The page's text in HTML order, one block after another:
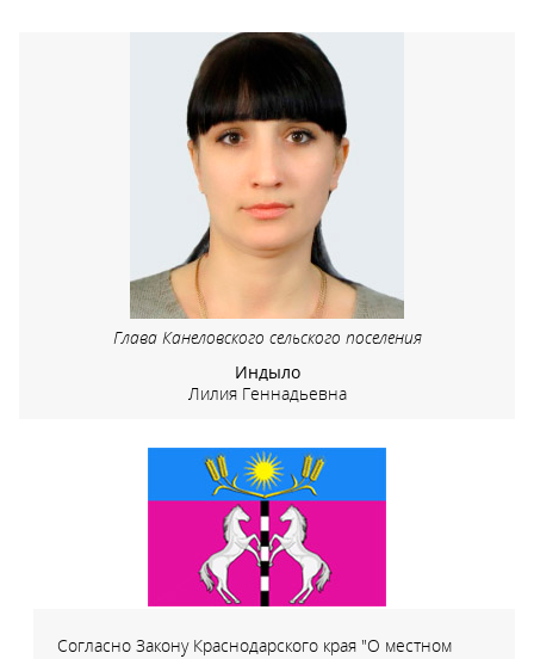
Глава Канеловского сельского поселения
Индыло
Лилия Геннадьевна
Согласно Закону Краснодарского края "О местном